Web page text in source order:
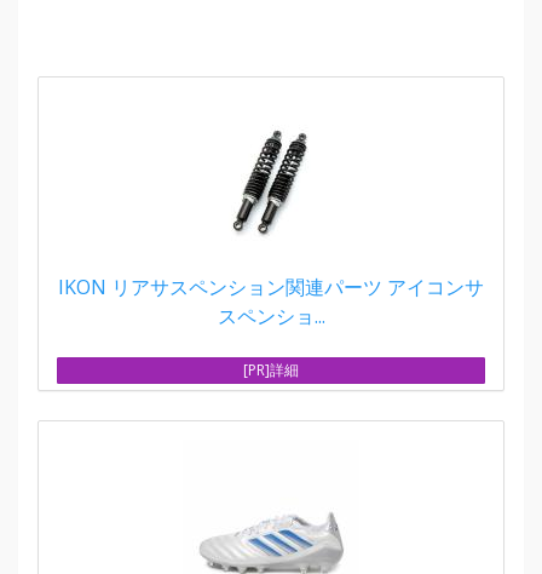
IKON リアサスペンション関連パーツ アイコンサ
スペンショ...
[PR]詳細